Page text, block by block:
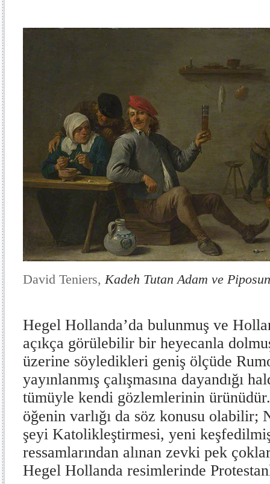
David Teniers,Kadeh Tutan Adam ve
Hegel Hollanda’da bulunmuş ve
açıkça görülebilir bir heyecanla
üzerine söyledikleri geniş ölçüde
yayınlanmış çalışmasına dayandığı
tümüyle kendi gözlemlerinin
öğenin varlığı da söz konusu olabilir;
şeyi Katolikleştirmesi, yeni
ressamlarından alınan zevki pek
Hegel Hollanda resimlerinde